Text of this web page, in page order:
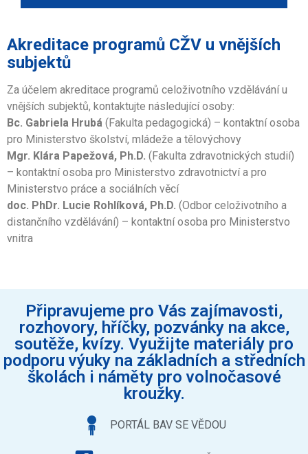
Akreditace programů CŽV u vnějších
subjektů
Za účelem akreditace programů celoživotního vzdělávání u
vnějších subjektů, kontaktujte následující osoby:
Bc. Gabriela Hrubá (Fakulta pedagogická) – kontaktní osoba
pro Ministerstvo školství, mládeže a tělovýchovy
Mgr. Klára Papežová, Ph.D. (Fakulta zdravotnických studií)
– kontaktní osoba pro Ministerstvo zdravotnictví a pro
Ministerstvo práce a sociálních věcí
doc. PhDr. Lucie Rohlíková, Ph.D. (Odbor celoživotního a
distančního vzdělávání) – kontaktní osoba pro Ministerstvo
vnitra
Připravujeme pro Vás zajímavosti,
rozhovory, hříčky, pozvánky na akce,
soutěže, kvízy. Využijte materiály pro
podporu výuky na základních a středních
školách i náměty pro volnočasové
kroužky.
PORTÁL BAV SE VĚDOU